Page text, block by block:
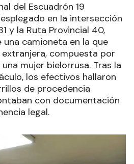
del Escuadrón 19
en la intersección
y la Ruta Provincial 40,
camioneta en la que
compuesta por
mujer bielorrusa. Tras la
los efectivos hallaron
de procedencia
con documentación
legal.